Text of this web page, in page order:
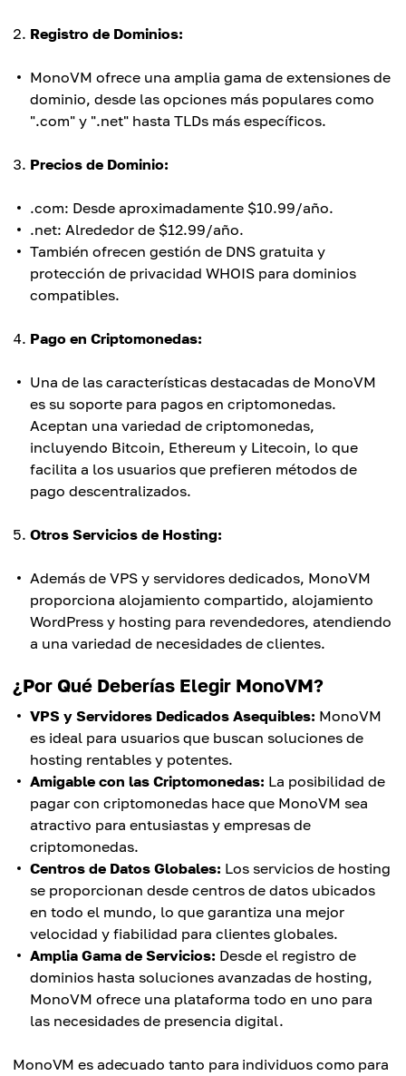
Registro de Dominios:
MonoVM ofrece una amplia gama de extensiones de
dominio, desde las opciones más populares como
".com" y ".net" hasta TLDs más específicos.
Precios de Dominio:
.com: Desde aproximadamente $10.99/año.
.net: Alrededor de $12.99/año.
También ofrecen gestión de DNS gratuita y
protección de privacidad WHOIS para dominios
compatibles.
Pago en Criptomonedas:
Una de las características destacadas de MonoVM
es su soporte para pagos en criptomonedas.
Aceptan una variedad de criptomonedas,
incluyendo Bitcoin, Ethereum y Litecoin, lo que
facilita a los usuarios que prefieren métodos de
pago descentralizados.
Otros Servicios de Hosting:
Además de VPS y servidores dedicados, MonoVM
proporciona alojamiento compartido, alojamiento
WordPress y hosting para revendedores, atendiendo
a una variedad de necesidades de clientes.
¿Por Qué Deberías Elegir MonoVM?
VPS y Servidores Dedicados Asequibles: MonoVM
es ideal para usuarios que buscan soluciones de
hosting rentables y potentes.
Amigable con las Criptomonedas: La posibilidad de
pagar con criptomonedas hace que MonoVM sea
atractivo para entusiastas y empresas de
criptomonedas.
Centros de Datos Globales: Los servicios de hosting
se proporcionan desde centros de datos ubicados
en todo el mundo, lo que garantiza una mejor
velocidad y fiabilidad para clientes globales.
Amplia Gama de Servicios: Desde el registro de
dominios hasta soluciones avanzadas de hosting,
MonoVM ofrece una plataforma todo en uno para
las necesidades de presencia digital.
MonoVM es adecuado tanto para individuos como para